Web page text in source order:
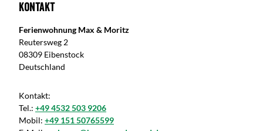
Kontakt
Ferienwohnung Max & Moritz
Reutersweg 2
08309 Eibenstock
Deutschland
Kontakt:
Tel.: +49 4532 503 9206
Mobil: +49 151 50765599